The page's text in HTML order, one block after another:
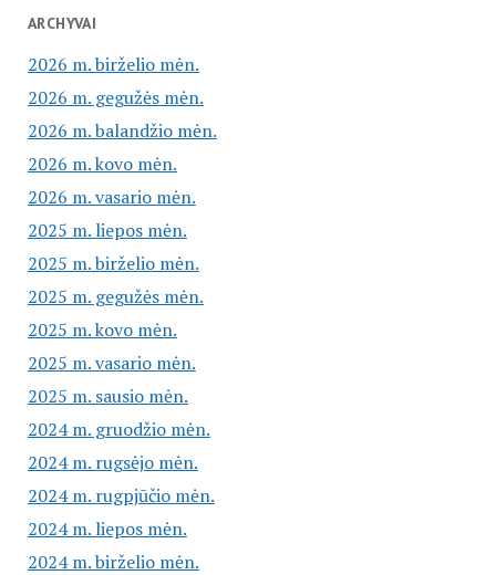
ARCHYVAI
2026 m. birželio mėn.
2026 m. gegužės mėn.
2026 m. balandžio mėn.
2026 m. kovo mėn.
2026 m. vasario mėn.
2025 m. liepos mėn.
2025 m. birželio mėn.
2025 m. gegužės mėn.
2025 m. kovo mėn.
2025 m. vasario mėn.
2025 m. sausio mėn.
2024 m. gruodžio mėn.
2024 m. rugsėjo mėn.
2024 m. rugpjūčio mėn.
2024 m. liepos mėn.
2024 m. birželio mėn.